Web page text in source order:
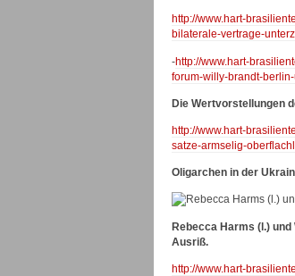
http://www.hart-
bilaterale-vertrage-
-http://www.hart-
forum-willy-brandt-
Die Wertvorstellungen
http://www.hart-
satze-armselig-
Oligarchen in der
Rebecca Harms (l.)
Ausriß.
http://www.hart-